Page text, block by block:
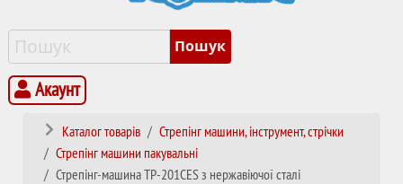
Акаунт
Каталог товарів
Стрепінг машини, інструмент, стрічки
Стрепінг машини пакувальні
Стрепінг-машина TP-201CES з нержавіючої сталі